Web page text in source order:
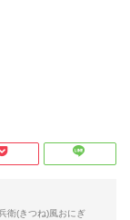
衛(きつね)風おにぎ